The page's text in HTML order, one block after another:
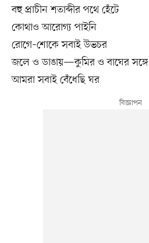
বহু প্রাচীন শতাব্দীর পথে হেঁটে
কোথাও আরোগ্য পাইনি
রোগে–শোকে সবাই উভচর
জলে ও ডাঙায়—কুমির ও বাঘের সঙ্গে
আমরা সবাই বেঁধেছি ঘর